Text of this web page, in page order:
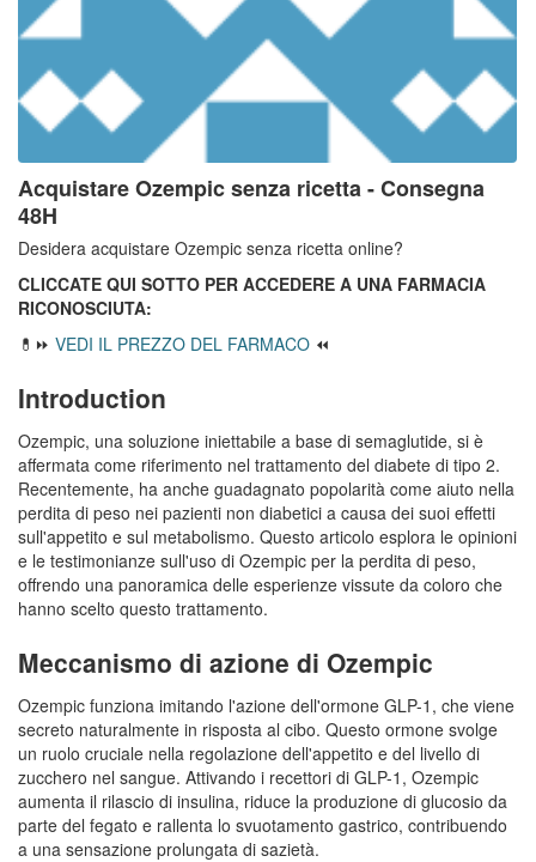
Acquistare Ozempic senza ricetta - Consegna
48H
Desidera acquistare Ozempic senza ricetta online?
CLICCATE QUI SOTTO PER ACCEDERE A UNA FARMACIA
RICONOSCIUTA:
💊⏩ VEDI IL PREZZO DEL FARMACO ⏪
Introduction
Ozempic, una soluzione iniettabile a base di semaglutide, si è
affermata come riferimento nel trattamento del diabete di tipo 2.
Recentemente, ha anche guadagnato popolarità come aiuto nella
perdita di peso nei pazienti non diabetici a causa dei suoi effetti
sull'appetito e sul metabolismo. Questo articolo esplora le opinioni
e le testimonianze sull'uso di Ozempic per la perdita di peso,
offrendo una panoramica delle esperienze vissute da coloro che
hanno scelto questo trattamento.
Meccanismo di azione di Ozempic
Ozempic funziona imitando l'azione dell'ormone GLP-1, che viene
secreto naturalmente in risposta al cibo. Questo ormone svolge
un ruolo cruciale nella regolazione dell'appetito e del livello di
zucchero nel sangue. Attivando i recettori di GLP-1, Ozempic
aumenta il rilascio di insulina, riduce la produzione di glucosio da
parte del fegato e rallenta lo svuotamento gastrico, contribuendo
a una sensazione prolungata di sazietà.